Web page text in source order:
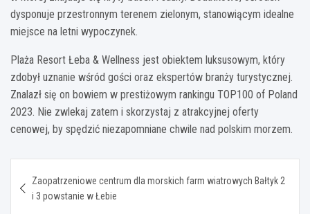
dysponuje przestronnym terenem zielonym, stanowiącym idealne
miejsce na letni wypoczynek.
Plaża Resort Łeba & Wellness jest obiektem luksusowym, który
zdobył uznanie wśród gości oraz ekspertów branży turystycznej.
Znalazł się on bowiem w prestiżowym rankingu TOP100 of Poland
2023. Nie zwlekaj zatem i skorzystaj z atrakcyjnej oferty
cenowej, by spędzić niezapomniane chwile nad polskim morzem.
wpisu
Zaopatrzeniowe centrum dla morskich farm wiatrowych Bałtyk 2
i 3 powstanie w Łebie